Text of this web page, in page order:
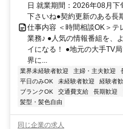
日 就業期間：2026年08月
下さいね●契約更新のある長
仕事内容 ＜時間相談OK＞
業務♪ ●人気の情報番組を、
イになる！ ●地元の大手TV
界に...
業界未経験者歓迎 主婦・主夫歓迎
平日のみOK
未経験者歓迎 経験者
ブランクOK
交通費支給 長期歓迎
髪型・髪色自由
同じ企業の求人